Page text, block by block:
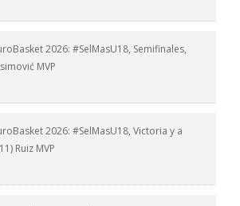
2026: #SelMasU18, Semifinales,
MVP
2026: #SelMasU18, Victoria y a
Ruiz MVP